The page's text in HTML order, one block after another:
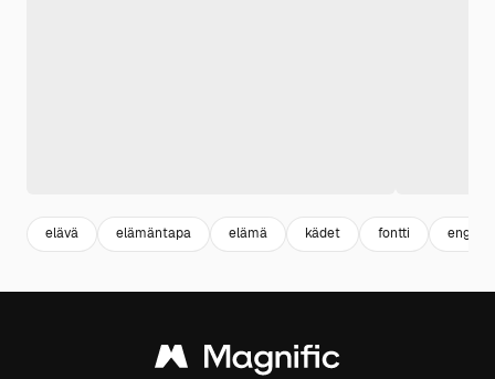
elävä elämäntapa elämä kädet fontti